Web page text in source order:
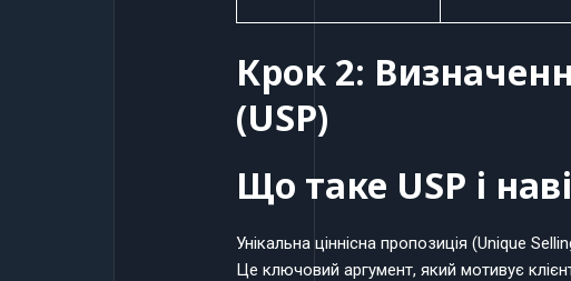
Крок 2:
(USP)
Що таке USP і
Унікальна ціннісна пропозиція (Unique
Це ключовий аргумент, який мотивує